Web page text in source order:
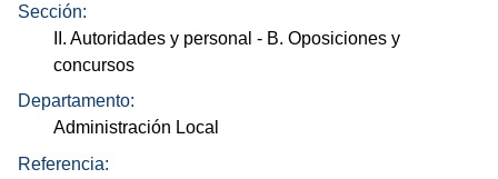
Sección:
II. Autoridades y personal - B. Oposiciones y
concursos
Departamento:
Administración Local
Referencia: